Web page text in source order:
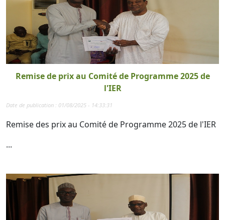
Remise de prix au Comité de Programme 2025 de
l'IER
Date de publication : 01/08/2025 - 14:33:31
Remise des prix au Comité de Programme 2025 de l'IER
...